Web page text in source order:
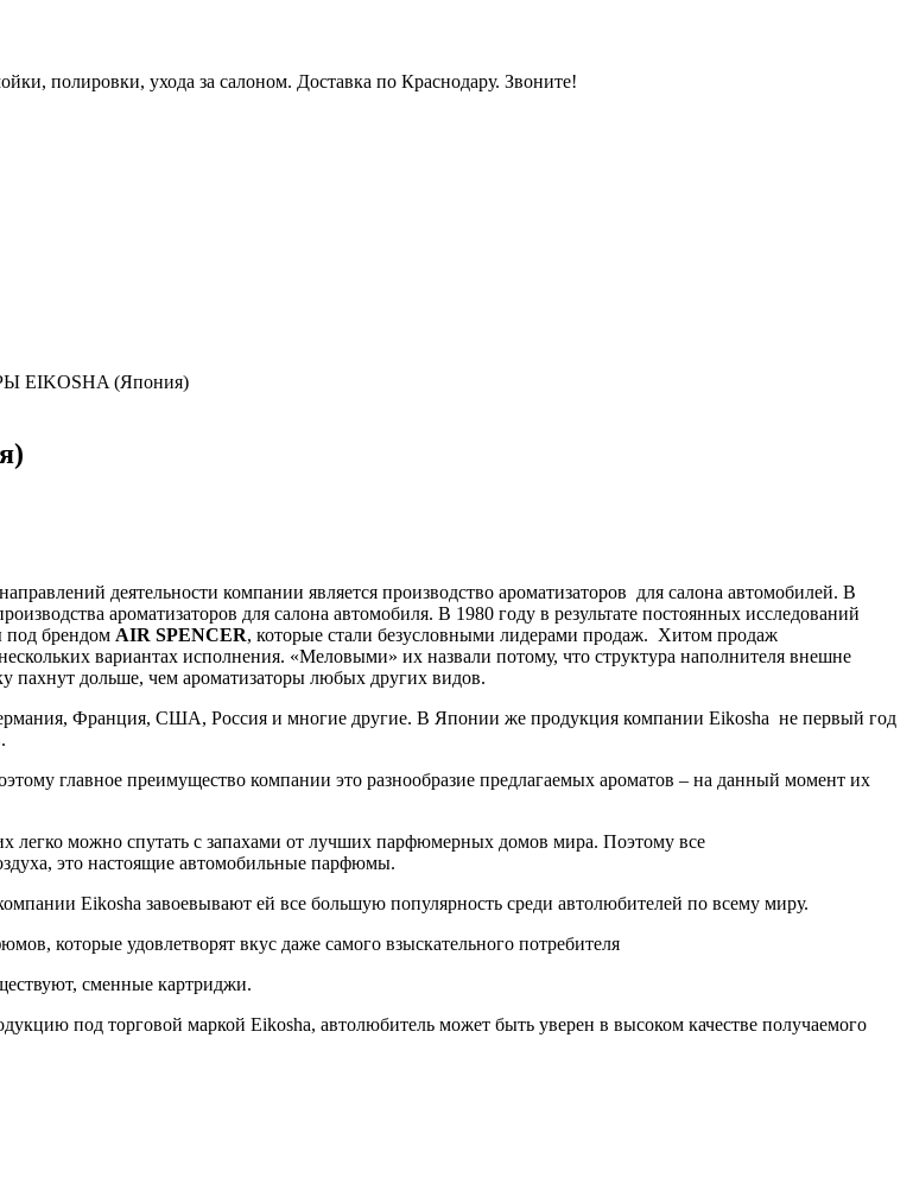
полировки, ухода за салоном. Доставка по Краснодару. Звоните!
(Япония)
деятельности компании является производство ароматизаторов для салона автомобилей. В
ароматизаторов для салона автомобиля. В 1980 году в результате постоянных исследований
под брендом AIR SPENCER, которые стали безусловными лидерами продаж. Хитом продаж
вариантах исполнения. «Меловыми» их назвали потому, что структура наполнителя внешне
пахнут дольше, чем ароматизаторы любых других видов.
Франция, США, Россия и многие другие. В Японии же продукция компании Eikosha не первый год
главное преимущество компании это разнообразие предлагаемых ароматов – на данный момент их
легко можно спутать с запахами от лучших парфюмерных домов мира. Поэтому все
это настоящие автомобильные парфюмы.
Eikosha завоевывают ей все большую популярность среди автолюбителей по всему миру.
которые удовлетворят вкус даже самого взыскательного потребителя
сменные картриджи.
под торговой маркой Eikosha, автолюбитель может быть уверен в высоком качестве получаемого